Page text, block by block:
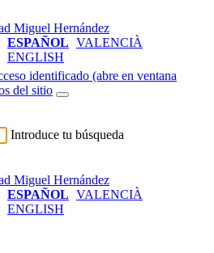
ESPAÑOL VALENCIÀ
ENGLISH
identificado (abre en ventana
del sitio
Introduce tu búsqueda
ESPAÑOL VALENCIÀ
ENGLISH